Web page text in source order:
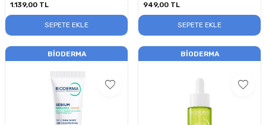
1.139,00 TL
SEPETE EKLE
949,00 TL
SEPETE EKLE
BIODERMA BIODERMA